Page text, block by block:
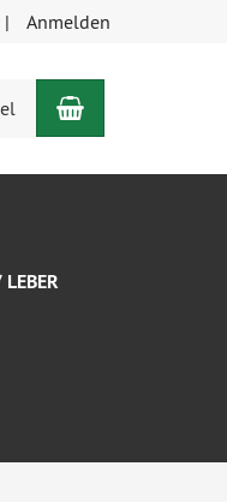
Anmelden
Warenkorb